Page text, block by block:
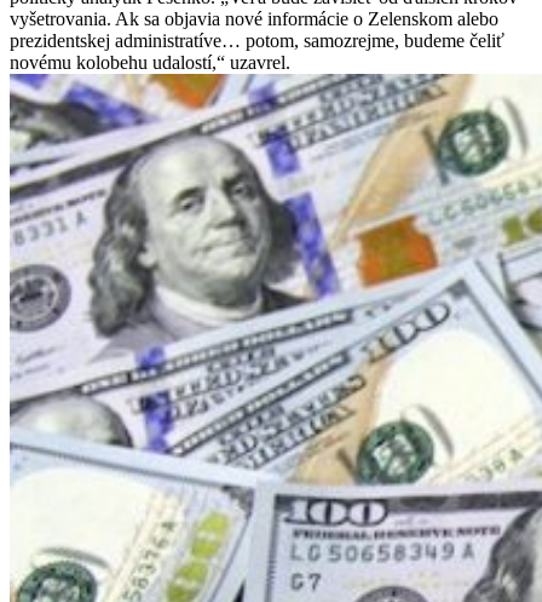
vyšetrovania. Ak sa objavia nové informácie o Zelenskom alebo
prezidentskej administratíve… potom, samozrejme, budeme čeliť
novému kolobehu udalostí,“ uzavrel.